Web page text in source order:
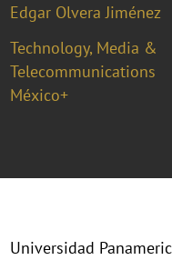
Edgar Olvera Jiménez
Technology, Media &
Telecommunications
México+
Universidad